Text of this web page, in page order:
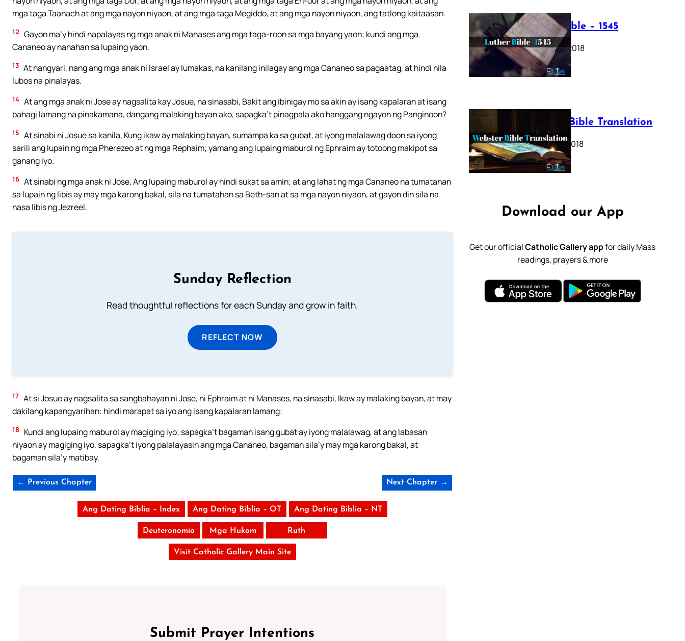
mga taga Taanach at ang mga nayon niyaon, at ang mga taga Megiddo, at ang mga nayon niyaon, ang tatlong kaitaasan.
12 Gayon ma’y hindi napalayas ng mga anak ni Manases ang mga taga-roon sa mga bayang yaon; kundi ang mga
Cananeo ay nanahan sa lupaing yaon.
13 At nangyari, nang ang mga anak ni Israel ay lumakas, na kanilang inilagay ang mga Cananeo sa pagaatag, at hindi nila
lubos na pinalayas.
14 At ang mga anak ni Jose ay nagsalita kay Josue, na sinasabi, Bakit ang ibinigay mo sa akin ay isang kapalaran at isang
bahagi lamang na pinakamana, dangang malaking bayan ako, sapagka’t pinagpala ako hanggang ngayon ng Panginoon?
15 At sinabi ni Josue sa kanila, Kung ikaw ay malaking bayan, sumampa ka sa gubat, at iyong malalawag doon sa iyong
sarili ang lupain ng mga Pherezeo at ng mga Rephaim; yamang ang lupaing maburol ng Ephraim ay totoong makipot sa
ganang iyo.
16 At sinabi ng mga anak ni Jose, Ang lupaing maburol ay hindi sukat sa amin; at ang lahat ng mga Cananeo na tumatahan
sa lupain ng libis ay may mga karong bakal, sila na tumatahan sa Beth-san at sa mga nayon niyaon, at gayon din sila na
nasa libis ng Jezreel.
Sunday Reflection
Read thoughtful reflections for each Sunday and grow in faith.
REFLECT NOW
17 At si Josue ay nagsalita sa sangbahayan ni Jose, ni Ephraim at ni Manases, na sinasabi, Ikaw ay malaking bayan, at may
dakilang kapangyarihan: hindi marapat sa iyo ang isang kapalaran lamang:
18
Kundi ang lupaing maburol ay magiging iyo; sapagka’t bagaman isang gubat ay iyong malalawag, at ang labasan
niyaon ay magiging iyo, sapagka’t iyong palalayasin ang mga Cananeo, bagaman sila’y may mga karong bakal, at
bagaman sila’y matibay.
← Previous Chapter Next Chapter →
Ang Dating Biblia – Index Ang Dating Biblia – OT Ang Dating Biblia – NT
Deuteronomio Mga Hukom Ruth
Visit Catholic Gallery Main Site
Submit Prayer Intentions
Luther Bible – 1545
October 17, 2018
Webster Bible Translation
October 11, 2018
Download our App
Get our officialCatholic Gallery appfor daily Mass
readings, prayers & more